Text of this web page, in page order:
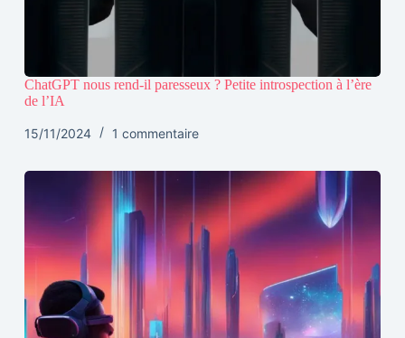
ChatGPT nous rend-il paresseux ? Petite introspection à l’ère
de l’IA
15/11/2024 1 commentaire